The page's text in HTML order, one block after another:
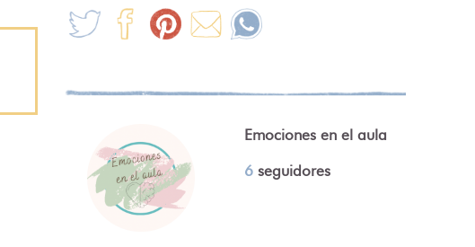
Emociones en el aula
6 seguidores